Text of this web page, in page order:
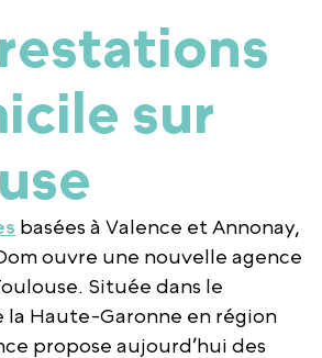
sur
basées à Valence et Annonay,
ouvre une nouvelle agence
Située dans le
Haute-Garonne en région
propose aujourd’hui des